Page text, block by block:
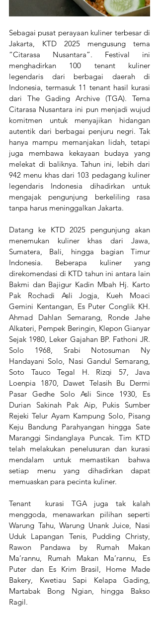
Sebagai pusat perayaan kuliner terbesar di
Jakarta, KTD 2025 mengusung tema
“Citarasa Nusantara”. Festival ini
menghadirkan 100 tenant kuliner
legendaris dari berbagai daerah di
Indonesia, termasuk 11 tenant hasil kurasi
dari The Gading Archive (TGA). Tema
Citarasa Nusantara ini pun menjadi wujud
komitmen untuk menyajikan hidangan
autentik dari berbagai penjuru negri. Tak
hanya mampu memanjakan lidah, tetapi
juga membawa kekayaan budaya yang
melekat di baliknya. Tahun ini, lebih dari
942 menu khas dari 103 pedagang kuliner
legendaris Indonesia dihadirkan untuk
mengajak pengunjung berkeliling rasa
tanpa harus meninggalkan Jakarta.
Datang ke KTD 2025 pengunjung akan
menemukan kuliner khas dari Jawa,
Sumatera, Bali, hingga bagian Timur
Indonesia. Beberapa kuliner yang
direkomendasi di KTD tahun ini antara lain
Bakmi dan Bajigur Kadin Mbah Hj. Karto
Pak Rochadi Asli Jogja, Kueh Moaci
Gemini Kentangan, Es Puter Conglik KH.
Ahmad Dahlan Semarang, Ronde Jahe
Alkateri, Pempek Beringin, Klepon Gianyar
Sejak 1980, Leker Gajahan BP. Fathoni JR.
Solo 1968, Srabi Notosuman Ny
Handayani Solo, Nasi Gandul Semarang,
Soto Tauco Tegal H. Rizqi 57, Java
Loenpia 1870, Dawet Telasih Bu Dermi
Pasar Gedhe Solo Asli Since 1930, Es
Durian Sakinah Pak Aip, Pukis Sumber
Rejeki Telur Ayam Kampung Solo, Pisang
Keju Bandung Parahyangan hingga Sate
Maranggi Sindanglaya Puncak. Tim KTD
telah melakukan penelusuran dan kurasi
mendalam untuk memastikan bahwa
setiap menu yang dihadirkan dapat
memuaskan para pecinta kuliner.
Tenant  kurasi TGA juga tak kalah
menggoda, menawarkan pilihan seperti
Warung Tahu, Warung Unank Juice, Nasi
Uduk Lapangan Tenis, Pudding Christy,
Rawon Pandawa by Rumah Makan
Ma’rannu, Rumah Makan Ma’rannu, Es
Puter dan Es Krim Brasil, Home Made
Bakery, Kwetiau Sapi Kelapa Gading,
Martabak Bong Ngian, hingga Bakso
Ragil.